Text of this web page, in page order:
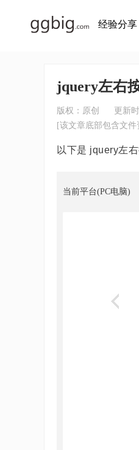
经验分享
jquery左右
版权：原创
更新
[该文章底部包含文
以下是 jquery左
当前平台(PC电脑)